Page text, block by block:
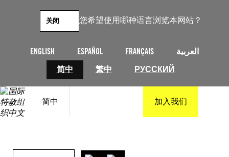
您希望使用哪种语言浏览本网站？
ENGLISH ESPAÑOL FRANÇAIS
العربية
简中
繁中 РУССКИЙ
关闭
简中 加入我们